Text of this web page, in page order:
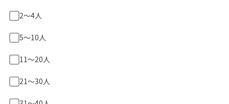
2〜4人
5〜10人
11〜20人
21〜30人